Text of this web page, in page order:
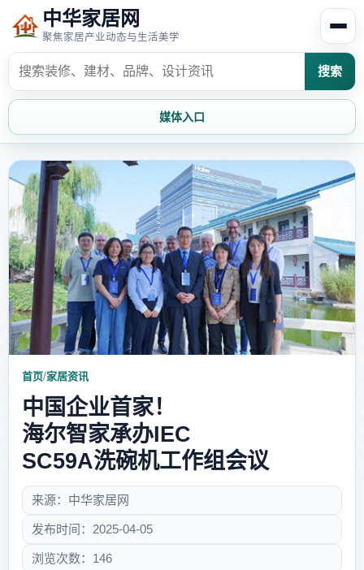
中华家居网
聚焦家居产业动态与生活美学
搜索
媒体入口
首页 家居资讯
家居风水 家居欣赏
时尚饰家 装修设计
家具知识 家居文化
家装攻略 创意家居
首页/家居资讯
中国企业首家！
海尔智家承办IEC
SC59A洗碗机工作组会议
来源：中华家居网
发布时间：2025-04-05
浏览次数：146